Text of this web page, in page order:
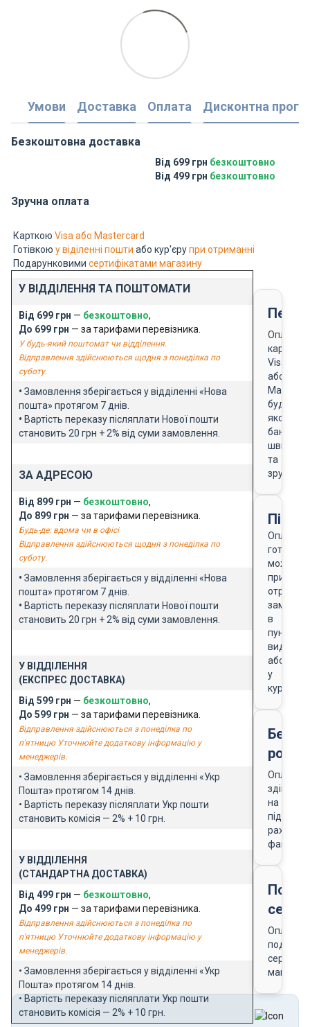
Умови Доставка Оплата Дисконтна
Безкоштовна доставка
Від 699 грн безкоштовно
Від 499 грн безкоштовно
Зручна оплата
Карткою Visa або Mastercard
Готівкою у віділенні пошти або кур'єрупри отриманні
Подарунковими сертифікатами магазину
У ВІДДІЛЕННЯ ТА ПОШТОМАТИ
Від 699 грн — безкоштовно,
До 699 грн — за тарифами перевізника.
У будь-який поштомат чи відділення.
Відправлення здійснюються щодня з понеділка по
суботу.
• Замовлення зберігається у відділенні «Нова
пошта» протягом 7 днів.
• Вартість переказу післяплати Нової пошти
становить 20 грн + 2% від суми замовлення.
ЗА АДРЕСОЮ
Від 899 грн — безкоштовно,
До 899 грн — за тарифами перевізника.
Будь-де: вдома чи в офісі
Відправлення здійснюються щодня з понеділка по
суботу.
• Замовлення зберігається у відділенні «Нова
пошта» протягом 7 днів.
• Вартість переказу післяплати Нової пошти
становить 20 грн + 2% від суми замовлення.
У ВІДДІЛЕННЯ
(ЕКСПРЕС ДОСТАВКА)
Від 599 грн — безкоштовно,
До 599 грн — за тарифами перевізника.
Відправлення здійснюються з понеділка по
п'ятницю Уточнюйте додаткову інформацію у
менеджерів.
• Замовлення зберігається у відділенні «Укр
Пошта» протягом 14 днів.
• Вартість переказу післяплати Укр пошти
становить комісія — 2% + 10 грн.
У ВІДДІЛЕННЯ
(СТАНДАРТНА ДОСТАВКА)
Від 499 грн — безкоштовно,
До 499 грн — за тарифами перевізника.
Відправлення здійснюються з понеділка по
п'ятницю Уточнюйте додаткову інформацію у
менеджерів.
• Замовлення зберігається у відділенні «Укр
Пошта» протягом 14 днів.
• Вартість переказу післяплати Укр пошти
становить комісія — 2% + 10 грн.
Оплата
карткою
Visa
або
будь-
якого
банку
швидко
та
зручно
Оплата
готівкою
можлива
при
в
пункті
видачі
або
у
кур'єра
Оплата
на
підставі
рахунку-
фактури
Оплата
магазину